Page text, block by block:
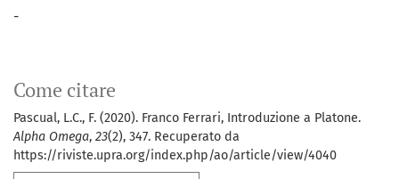
Come citare
Pascual, L.C., F. (2020). Franco Ferrari, Introduzione a Platone.
Alpha Omega, 23(2), 347. Recuperato da
https://riviste.upra.org/index.php/ao/article/view/4040
-